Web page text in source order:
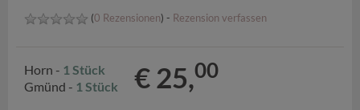
(0 Rezensionen) - Rezension verfassen
Horn - 1 Stück
Gmünd - 1 Stück € 25,00